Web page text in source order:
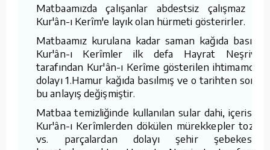
Matbaamızda çalışanlar abdestsiz çalışmaz ve
Kur'ân-ı Kerîm'e layık olan hürmeti gösterirler.
Matbaamız kurulana kadar saman kağıda basılan
Kur'ân-ı Kerîmler ilk defa Hayrat Neşriyat
tarafından Kur'ân-ı Kerîme gösterilen ihtimamdan
dolayı 1.Hamur kağıda basılmış ve o tarihten sonra
bu anlayış değişmiştir.
Matbaa temizliğinde kullanılan sular dahi, içerisine
Kur'ân-ı Kerîmlerden dökülen mürekkepler tozlar
vs. parçalardan dolayı şehir şebekesine